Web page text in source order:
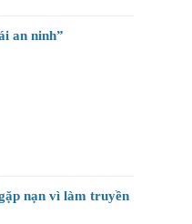
an ninh”
nạn vì làm truyền